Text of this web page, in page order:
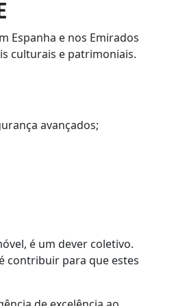
Espanha e nos Emirados
culturais e patrimoniais.
avançados;
é um dever coletivo.
contribuir para que estes